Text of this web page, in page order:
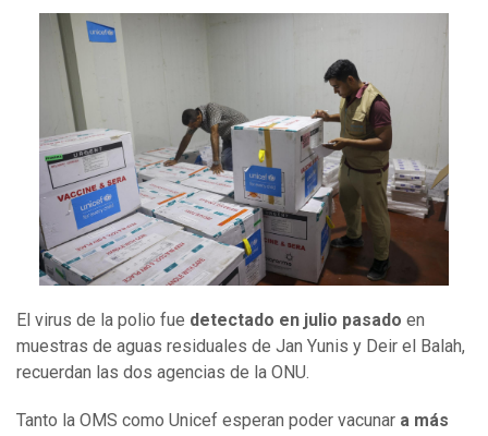
El virus de la polio fue detectado en julio pasado en
muestras de aguas residuales de Jan Yunis y Deir el Balah,
recuerdan las dos agencias de la ONU.
Tanto la OMS como Unicef esperan poder vacunar a más